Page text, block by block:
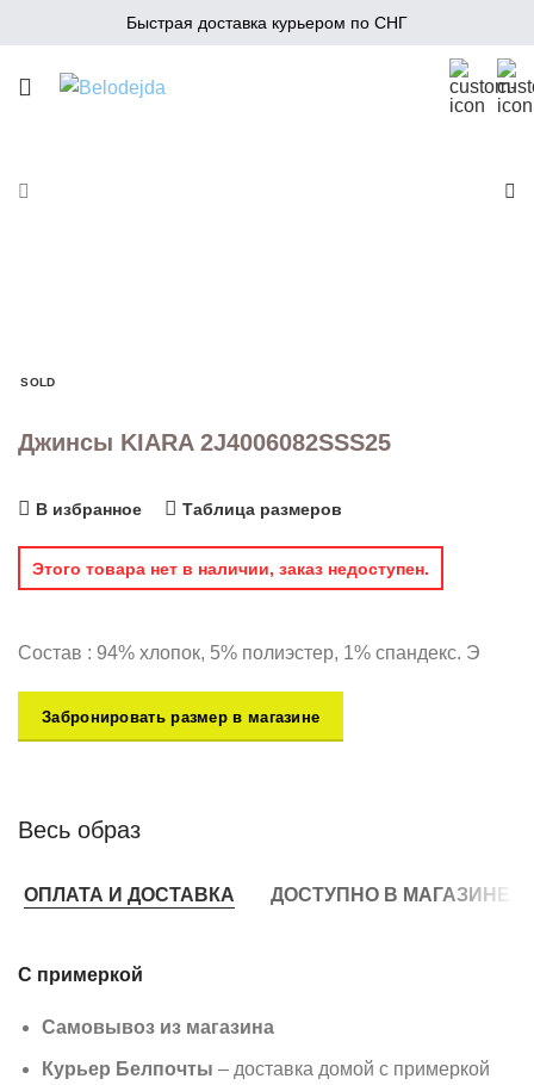
Быстрая доставка курьером по СНГ
SOLD
Джинсы KIARA 2J4006082SSS25
В избранное Таблица размеров
Этого товара нет в наличии, заказ недоступен.
Состав : 94% хлопок, 5% полиэстер, 1% спандекс. Э
Забронировать размер в магазине
Весь образ
ОПЛАТА И ДОСТАВКА ДОСТУПНО В МАГАЗИНЕ
С примеркой
Самовывоз из магазина
Курьер Белпочты – доставка домой с примеркой